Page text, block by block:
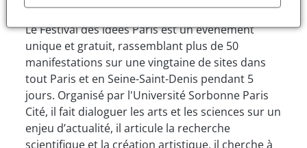
du risque.
Le Festival des idées Paris est un événement
unique et gratuit, rassemblant plus de 50
manifestations sur une vingtaine de sites dans
tout Paris et en Seine-Saint-Denis pendant 5
jours. Organisé par l'Université Sorbonne Paris
Cité, il fait dialoguer les arts et les sciences sur un
enjeu d’actualité, il articule la recherche
scientifique et la création artistique, il cherche à